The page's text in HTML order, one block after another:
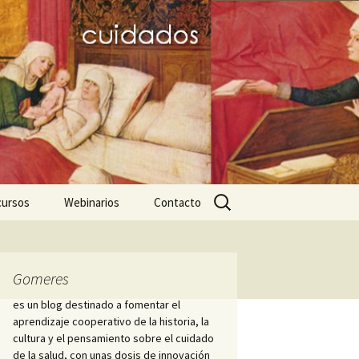
Cátedra Index ICS
para el trabajo
y
científicas
Webinarios
Diálogo hispano-
brasileño sobre Historia
de la Enfermería
Contacto
Buscar:
Gomeres
es un blog destinado a fomentar el
aprendizaje cooperativo de la historia, la
cultura y el pensamiento sobre el cuidado
de la salud, con unas dosis de innovación